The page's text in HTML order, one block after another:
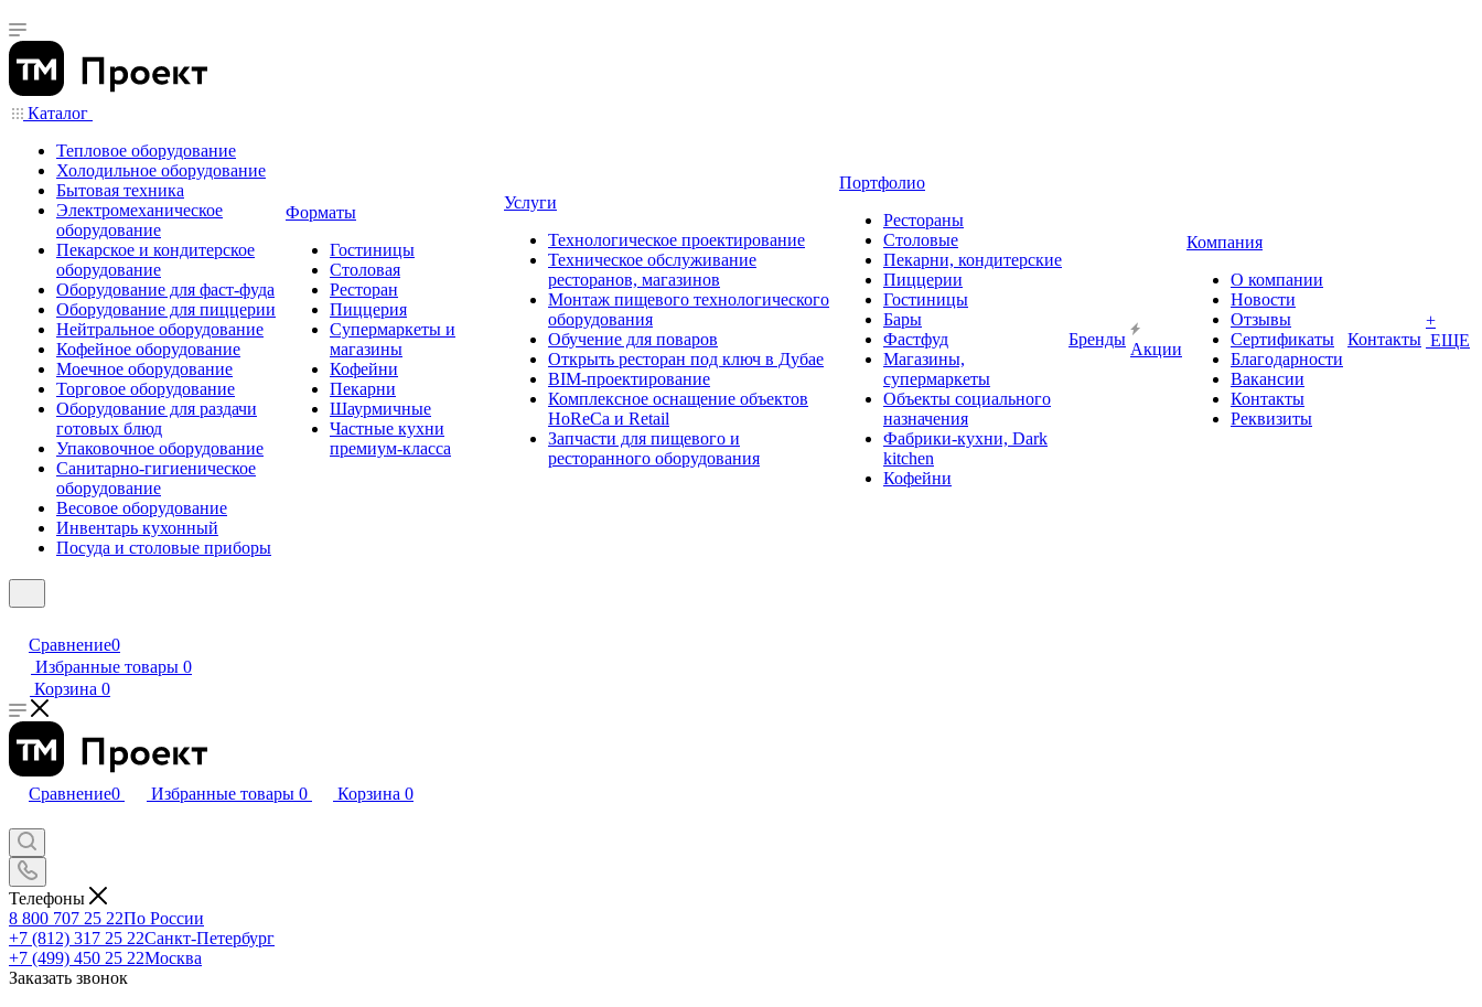
Каталог
Тепловое оборудование
Холодильное оборудование
Бытовая техника
Электромеханическое
оборудование
Пекарское и кондитерское
оборудование
Оборудование для фаст-фуда
Оборудование для пиццерии
Нейтральное оборудование
Кофейное оборудование
Моечное оборудование
Торговое оборудование
Оборудование для раздачи
готовых блюд
Упаковочное оборудование
Санитарно-гигиеническое
оборудование
Весовое оборудование
Инвентарь кухонный
Посуда и столовые приборы
Форматы
Гостиницы
Столовая
Ресторан
Пиццерия
Супермаркеты и
магазины
Кофейни
Пекарни
Шаурмичные
Частные кухни
премиум-класса
Услуги
Технологическое проектирование
Техническое обслуживание
ресторанов, магазинов
Монтаж пищевого технологического
оборудования
Обучение для поваров
Открыть ресторан под ключ в Дубае
BIM-проектирование
Комплексное оснащение объектов
HoReCa и Retail
Запчасти для пищевого и
ресторанного оборудования
Портфолио
Рестораны
Столовые
Пекарни, кондитерские
Пиццерии
Гостиницы
Бары
Фастфуд
Магазины,
супермаркеты
Объекты социального
назначения
Фабрики-кухни, Dark
kitchen
Кофейни
Бренды
Акции
Компания
О компании
Новости
Отзывы
Сертификаты
Благодарности
Вакансии
Контакты
Реквизиты
Контакты
+
ЕЩЕ
Сравнение0
Избранные товары 0
Корзина 0
Сравнение0 Избранные товары 0 Корзина 0
Телефоны
8 800 707 25 22По России
+7 (812) 317 25 22Санкт-Петербург
+7 (499) 450 25 22Москва
Заказать звонок